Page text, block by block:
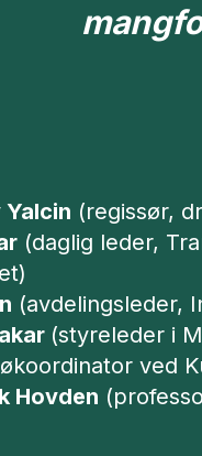
Yalcin (regissør,
(daglig leder,
(avdelingsleder,
(styreleder i
ved
Hovden